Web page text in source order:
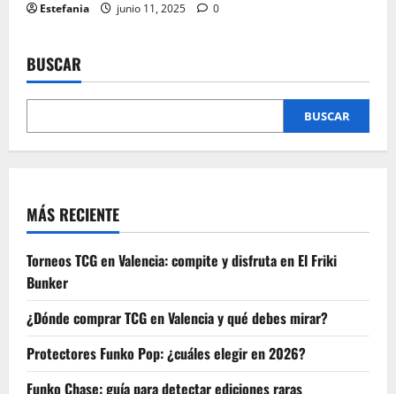
Estefania junio 11, 2025 0
BUSCAR
BUSCAR
MÁS RECIENTE
Torneos TCG en Valencia: compite y disfruta en El Friki
Bunker
¿Dónde comprar TCG en Valencia y qué debes mirar?
Protectores Funko Pop: ¿cuáles elegir en 2026?
Funko Chase: guía para detectar ediciones raras